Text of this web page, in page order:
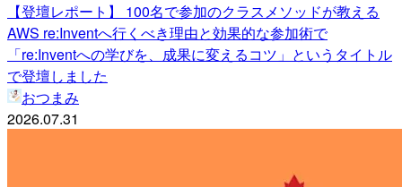
【登壇レポート】 100名で参加のクラスメソッドが教える
AWS re:Inventへ行くべき理由と効果的な参加術で
「re:Inventへの学びを、成果に変えるコツ」というタイトル
で登壇しました
おつまみ
2026.07.31